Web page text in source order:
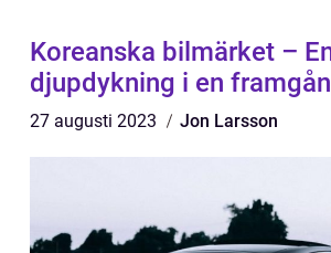
Koreanska bilmärket –
djupdykning i en
27 augusti 2023 Jon Larsson